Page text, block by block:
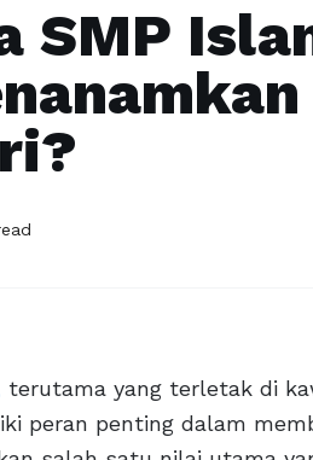
SMP
terutama yang terletak di
peran penting dalam